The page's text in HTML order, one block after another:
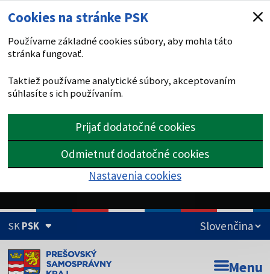
Cookies na stránke PSK
Používame základné cookies súbory, aby mohla táto
stránka fungovať.
Taktiež používame analytické súbory, akceptovaním
súhlasíte s ich používaním.
Prijať dodatočné cookies
Odmietnuť dodatočné cookies
Nastavenia cookies
SKPSK
Doména psk.sk je oficiálna Menu